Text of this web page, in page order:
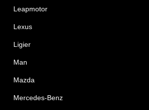
Leapmotor
Lexus
Ligier
Man
Mazda
Mercedes-Benz